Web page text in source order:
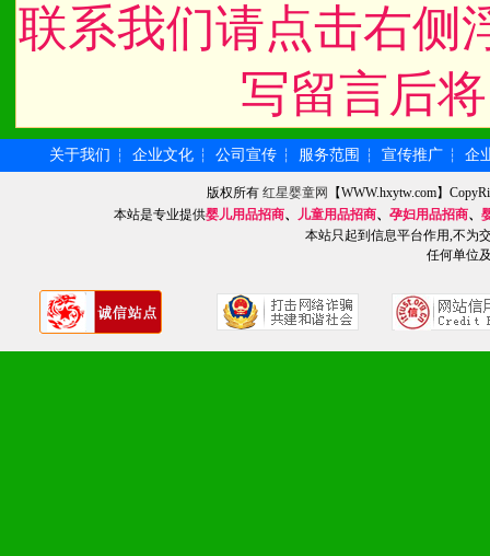
联系我们请点击右侧
写留言后
关于我们 ┆ 企业文化 ┆ 公司宣传 ┆ 服务范围 ┆ 宣传推广 ┆ 企
版权所有红星婴童网
【WWW.hxytw.com】
本站是专业提供婴儿用品招商、 儿童用品招商、 孕妇用品招商、
本站只起到信息平台作用,不为
任何单位